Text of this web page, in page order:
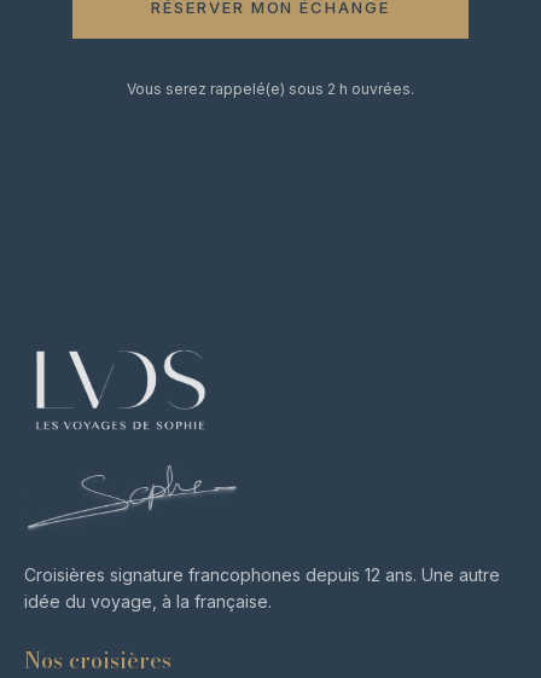
Croisières signature francophones depuis 12 ans. Une autre
idée du voyage, à la française.
Nos croisières